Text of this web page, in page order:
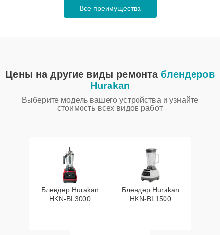
Все преимущества
Цены на другие виды ремонта блендеров
Hurakan
Выберите модель вашего устройства и узнайте
стоимость всех видов работ
Блендер Hurakan
HKN‑BL3000
Блендер Hurakan
HKN‑BL1500